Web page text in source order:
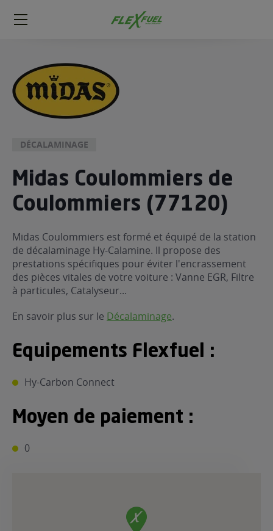
FlexFuel
Méga
gratuit
du carburant avec
le Superéthanol
?
de mon
garagiste
DÉCALAMINAGE
Midas Coulommiers de
Coulommiers (77120)
Midas Coulommiers est formé et équipé de la station
de décalaminage Hy-Calamine. Il propose des
prestations spécifiques pour éviter l'encrassement
des pièces vitales de votre voiture : Vanne EGR, Filtre
à particules, Catalyseur...
En savoir plus sur le Décalaminage.
Equipements Flexfuel :
Hy-Carbon Connect
Moyen de paiement :
0